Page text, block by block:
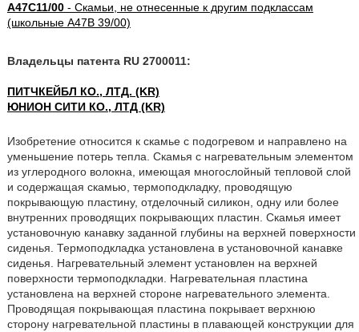
A47C11/00- Скамьи, не отнесенные к другим подклассам
(школьные A47B 39/00)
Владельцы патента RU 2700011:
ПИТЧКЕЙБЛ КО., ЛТД. (KR)
ЮНИОН СИТИ КО., ЛТД (KR)
Изобретение относится к скамье с подогревом и направлено на
уменьшение потерь тепла. Скамья с нагревательным элементом
из углеродного волокна, имеющая многослойный тепловой слой
и содержащая скамью, термоподкладку, проводящую
покрывающую пластину, отделочный силикон, одну или более
внутренних проводящих покрывающих пластин. Скамья имеет
установочную канавку заданной глубины на верхней поверхности
сиденья. Термоподкладка установлена в установочной канавке
сиденья. Нагревательный элемент установлен на верхней
поверхности термоподкладки. Нагревательная пластина
установлена на верхней стороне нагревательного элемента.
Проводящая покрывающая пластина покрывает верхнюю
сторону нагревательной пластины в плавающей конструкции для